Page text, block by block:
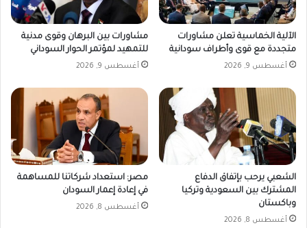
الآلية الخماسية تعلن مشاورات
متجددة مع قوى وأطراف سودانية
أغسطس 9, 2026
مشاورات بين البرهان وقوى مدنية
للتمهيد لمؤتمر الحوار السوداني
أغسطس 9, 2026
الشعبي يرحب بإتفاق الدفاع
المشترك بين السعودية وتركيا
وباكستان
أغسطس 8, 2026
مصر: استعداد شركاتنا للمساهمة
في إعادة إعمار السودان
أغسطس 8, 2026